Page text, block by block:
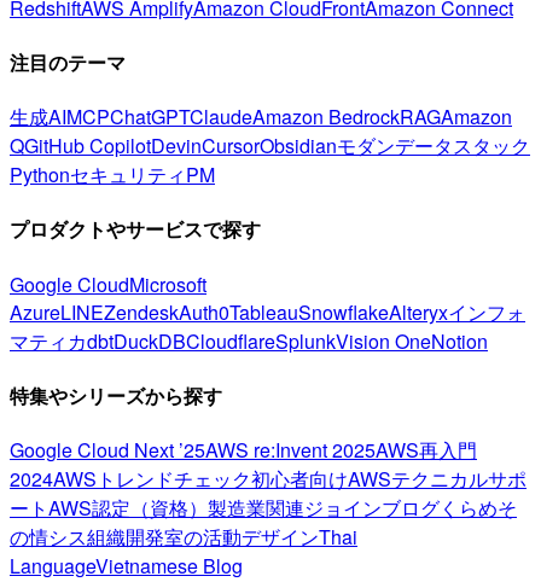
RedshiftAWS AmplifyAmazon CloudFrontAmazon Connect
注目のテーマ
生成AIMCPChatGPTClaudeAmazon BedrockRAGAmazon
QGitHub CopilotDevinCursorObsidianモダンデータスタック
PythonセキュリティPM
プロダクトやサービスで探す
Google CloudMicrosoft
AzureLINEZendeskAuth0TableauSnowflakeAlteryxインフォ
マティカdbtDuckDBCloudflareSplunkVision OneNotion
特集やシリーズから探す
Google Cloud Next ’25AWS re:Invent 2025AWS再入門
2024AWSトレンドチェック初心者向けAWSテクニカルサポ
ートAWS認定（資格） 製造業関連ジョインブログくらめそ
の情シス組織開発室の活動デザインThai
LanguageVietnamese Blog